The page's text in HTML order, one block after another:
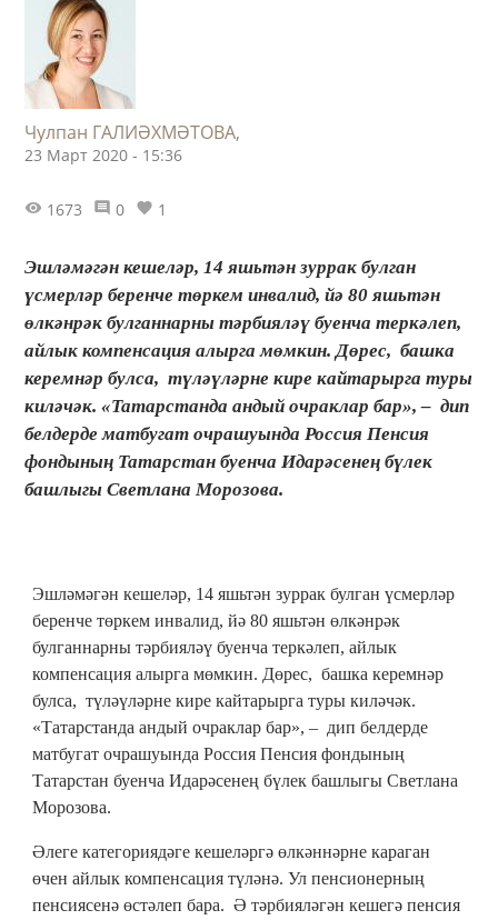
Чулпан ГАЛИӘХМӘТОВА,
23 Март 2020 - 15:36
1673 0 1
Эшләмәгән кешеләр, 14 яшьтән зуррак булган
үсмерләр беренче төркем инвалид, йә 80 яшьтән
өлкәнрәк булганнарны тәрбияләү буенча теркәлеп,
айлык компенсация алырга мөмкин. Дөрес, башка
керемнәр булса, түләүләрне кире кайтарырга туры
киләчәк. «Татарстанда андый очраклар бар», – дип
белдерде матбугат очрашуында Россия Пенсия
фондының Татарстан буенча Идарәсенең бүлек
башлыгы Светлана Морозова.
Эшләмәгән кешеләр, 14 яшьтән зуррак булган үсмерләр
беренче төркем инвалид, йә 80 яшьтән өлкәнрәк
булганнарны тәрбияләү буенча теркәлеп, айлык
компенсация алырга мөмкин. Дөрес, башка керемнәр
булса, түләүләрне кире кайтарырга туры киләчәк.
«Татарстанда андый очраклар бар», – дип белдерде
матбугат очрашуында Россия Пенсия фондының
Татарстан буенча Идарәсенең бүлек башлыгы Светлана
Морозова.
Әлеге категориядәге кешеләргә өлкәннәрне караган
өчен айлык компенсация түләнә. Ул пенсионерның
пенсиясенә өстәлеп бара. Ә тәрбияләгән кешегә пенсия